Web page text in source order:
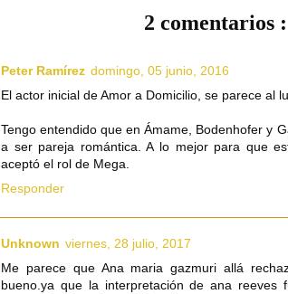
2 comentarios :
Peter Ramírez domingo, 05 junio, 2016
El actor inicial de Amor a Domicilio, se parece al
Tengo entendido que en Ámame, Bodenhofer y
a ser pareja romántica. A lo mejor para que
aceptó el rol de Mega.
Responder
Unknown viernes, 28 julio, 2017
Me parece que Ana maria gazmuri allá
bueno.ya que la interpretación de ana reeves